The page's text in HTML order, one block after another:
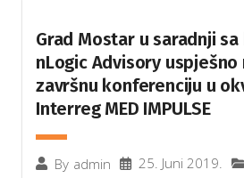
Grad Mostar u saradnji
nLogic Advisory
završnu konferenciju u
Interreg MED IMPULSE
By admin 25. Juni 2019.